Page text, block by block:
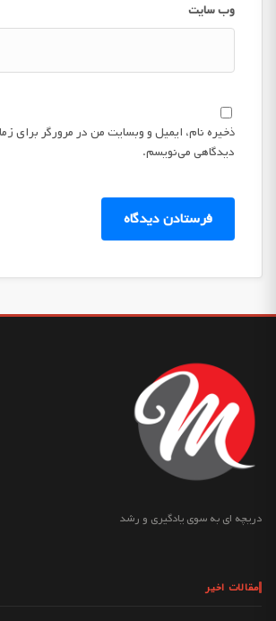
وب‌ سایت
ذخیره نام، ایمیل و وبسایت من در مرورگر برای
دیدگاهی می‌نویسم.
دریچه ای به سوی یادگیری و رشد
مقالات اخیر